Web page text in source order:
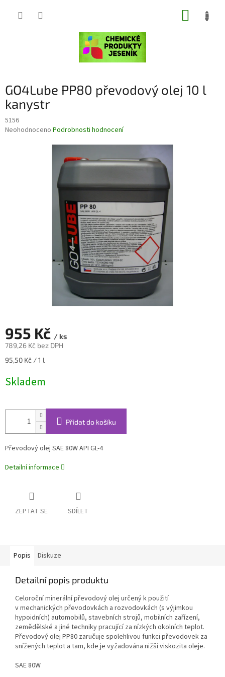
GO4Lube PP80 převodový olej 10 l
kanystr
5156
Průměrné
Neohodnoceno Podrobnosti hodnocení
955 Kč / ks
789,26 Kč bez DPH
Měrná
95,50 Kč / 1 l
Skladem
Přidat do košíku
Převodový olej SAE 80W API GL-4
Detailní informace
ZEPTAT SE SDÍLET
Popis Diskuze
Detailní popis produktu
Celoroční minerální převodový olej určený k použití
v mechanických převodovkách a rozvodovkách (s výjimkou
hypoidních) automobilů, stavebních strojů, mobilních zařízení,
zemědělské a jiné techniky pracující za nízkých okolních teplot.
Převodový olej PP80 zaručuje spolehlivou funkci převodovek za
snížených teplot a tam, kde je vyžadována nižší viskozita oleje.
SAE 80W